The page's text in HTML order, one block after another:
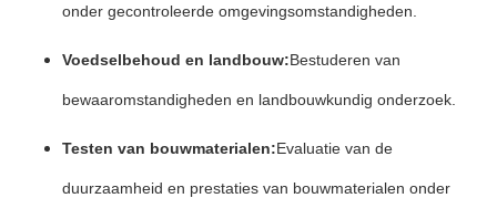
onder gecontroleerde omgevingsomstandigheden.
Voedselbehoud en landbouw:Bestuderen van
bewaaromstandigheden en landbouwkundig onderzoek.
Testen van bouwmaterialen:Evaluatie van de
duurzaamheid en prestaties van bouwmaterialen onder